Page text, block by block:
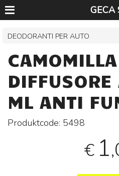
GECA
DEODORANTI PER AUTO
ML ANTI
Produktcode: 5498
€ 1